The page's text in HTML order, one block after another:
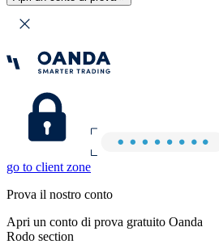
go to client zone
Prova il nostro conto
Apri un conto di prova gratuito Oanda
Rodo section